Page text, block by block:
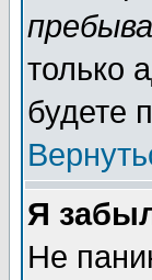
только
будете
Я
Не